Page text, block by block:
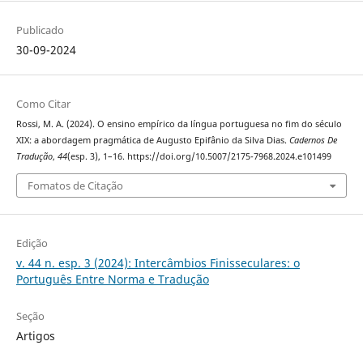
Publicado
30-09-2024
Como Citar
Rossi, M. A. (2024). O ensino empírico da língua portuguesa no fim do século
XIX: a abordagem pragmática de Augusto Epifânio da Silva Dias. Cadernos De
Tradução, 44(esp. 3), 1–16. https://doi.org/10.5007/2175-7968.2024.e101499
Fomatos de Citação
Edição
v. 44 n. esp. 3 (2024): Intercâmbios Finisseculares: o
Português Entre Norma e Tradução
Seção
Artigos